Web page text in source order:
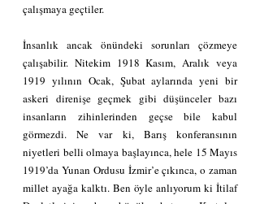
çalışmaya geçtiler.
İnsanlık ancak önündeki sorunları çözmeye
çalışabilir. Nitekim 1918 Kasım, Aralık veya
1919 yılının Ocak, Şubat aylarında yeni bir
askeri direnişe geçmek gibi düşünceler bazı
insanların zihinlerinden geçse bile kabul
görmezdi. Ne var ki, Barış konferansının
niyetleri belli olmaya başlayınca, hele 15 Mayıs
1919’da Yunan Ordusu İzmir’e çıkınca, o zaman
millet ayağa kalktı. Ben öyle anlıyorum ki İtilaf